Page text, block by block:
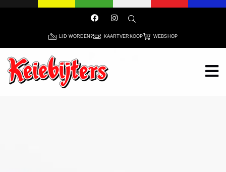
LID WORDEN? KAARTVERKOOP WEBSHOP